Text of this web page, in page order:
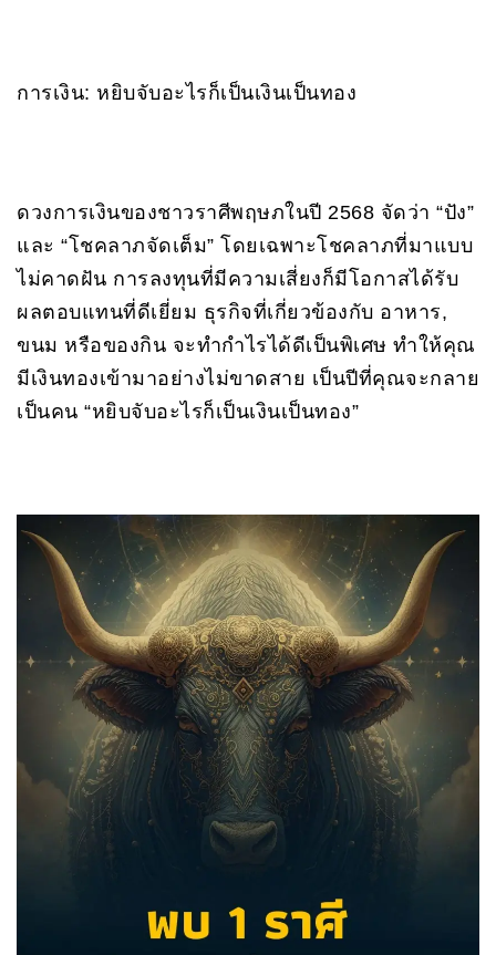
การเงิน: หยิบจับอะไรก็เป็นเงินเป็นทอง
ดวงการเงินของชาวราศีพฤษภในปี 2568 จัดว่า “ปัง”
และ “โชคลาภจัดเต็ม” โดยเฉพาะโชคลาภที่มาแบบ
ไม่คาดฝัน การลงทุนที่มีความเสี่ยงก็มีโอกาสได้รับ
ผลตอบแทนที่ดีเยี่ยม ธุรกิจที่เกี่ยวข้องกับ อาหาร,
ขนม หรือของกิน จะทำกำไรได้ดีเป็นพิเศษ ทำให้คุณ
มีเงินทองเข้ามาอย่างไม่ขาดสาย เป็นปีที่คุณจะกลาย
เป็นคน “หยิบจับอะไรก็เป็นเงินเป็นทอง”